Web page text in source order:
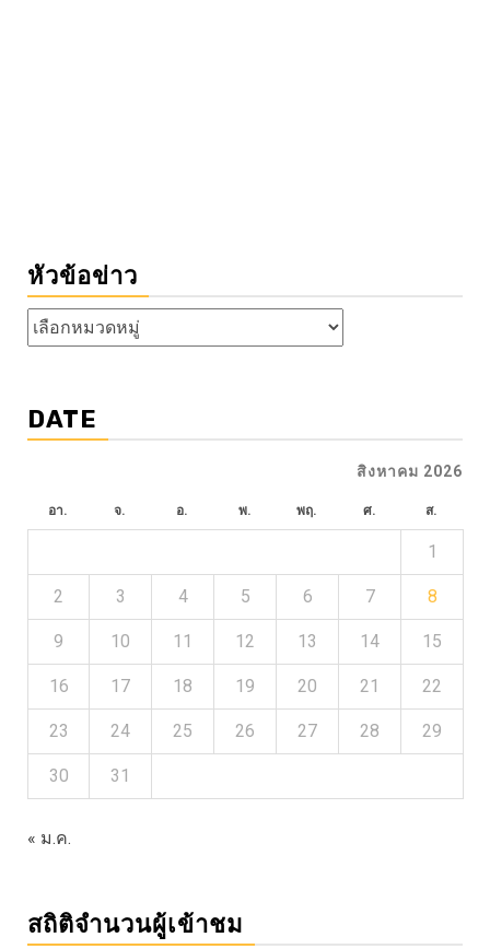
หัวข้อข่าว
หัวข้อ
ข่าว
DATE
สิงหาคม 2026
อา. จ. อ. พ. พฤ. ศ. ส.
1
2 3 4 5 6 7 8
9 10 11 12 13 14 15
16 17 18 19 20 21 22
23 24 25 26 27 28 29
30 31
« ม.ค.
สถิติจำนวนผู้เข้าชม